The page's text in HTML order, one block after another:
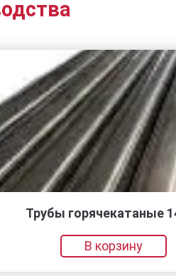
Трубы горячекатаные
В корзину